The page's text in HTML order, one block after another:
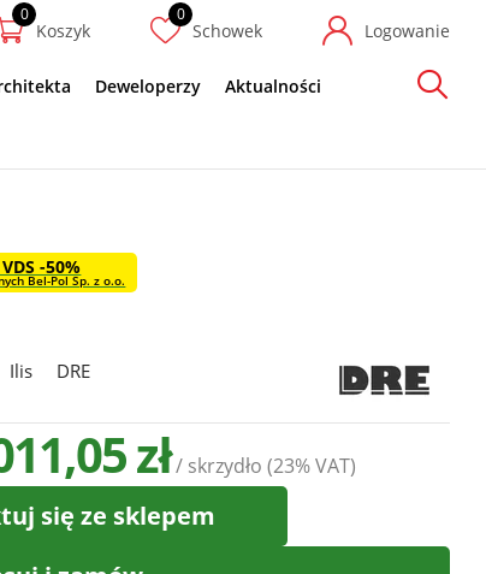
Koszyk Schowek Logowanie
Deweloperzy Aktualności
Szukaj
-50%
Bel-Pol Sp. z o.o.
Ilis DRE
zł/ skrzydło(23% VAT)
się ze sklepem